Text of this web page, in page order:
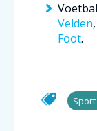
Velden,
Foot.